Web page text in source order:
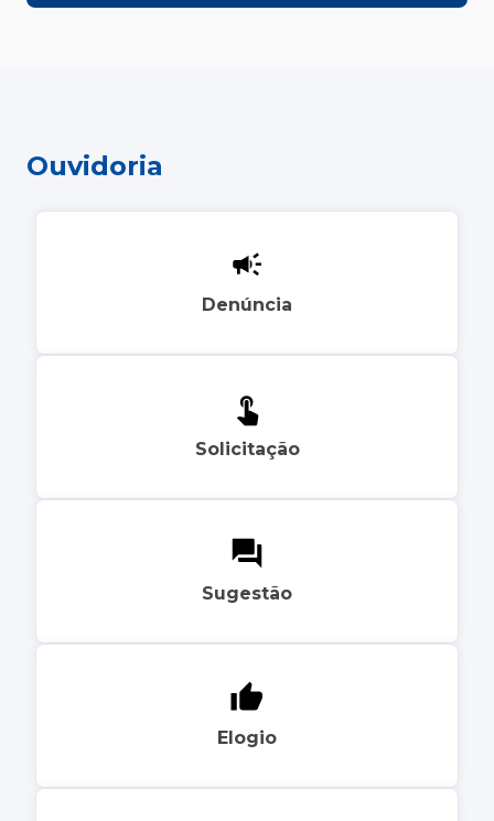
Ouvidoria
Denúncia
Solicitação
Sugestão
Elogio